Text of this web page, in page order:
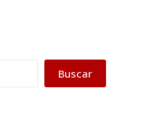
Buscar